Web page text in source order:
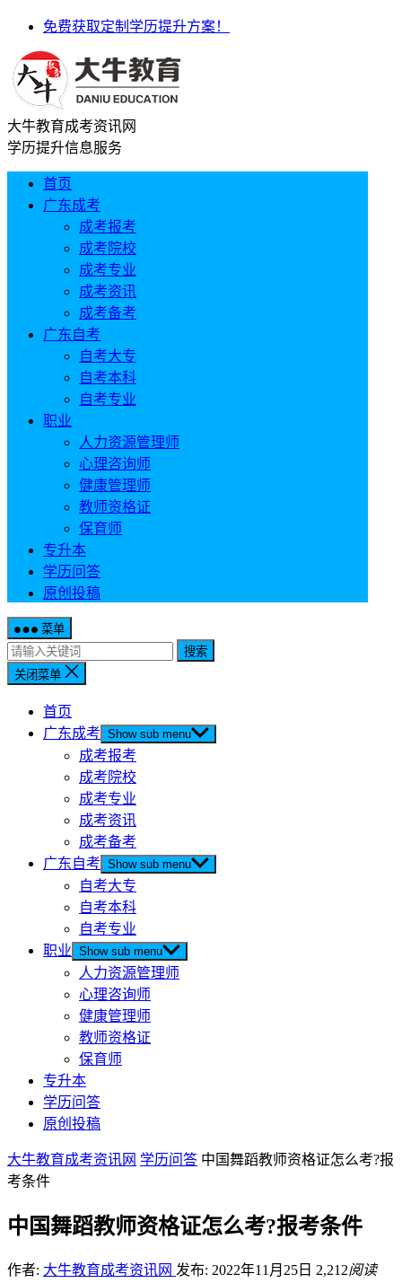
免费获取定制学历提升方案！
大牛教育成考资讯网
学历提升信息服务
首页
广东成考
成考报考
成考院校
成考专业
成考资讯
成考备考
广东自考
自考大专
自考本科
自考专业
职业
人力资源管理师
心理咨询师
健康管理师
教师资格证
保育师
专升本
学历问答
原创投稿
菜单
搜索
关闭菜单
首页
广东成考 Show sub menu
成考报考
成考院校
成考专业
成考资讯
成考备考
广东自考 Show sub menu
自考大专
自考本科
自考专业
职业 Show sub menu
人力资源管理师
心理咨询师
健康管理师
教师资格证
保育师
专升本
学历问答
原创投稿
大牛教育成考资讯网 学历问答 中国舞蹈教师资格证怎么考?报
考条件
中国舞蹈教师资格证怎么考?报考条件
作者: 大牛教育成考资讯网 发布: 2022年11月25日 2,212阅读